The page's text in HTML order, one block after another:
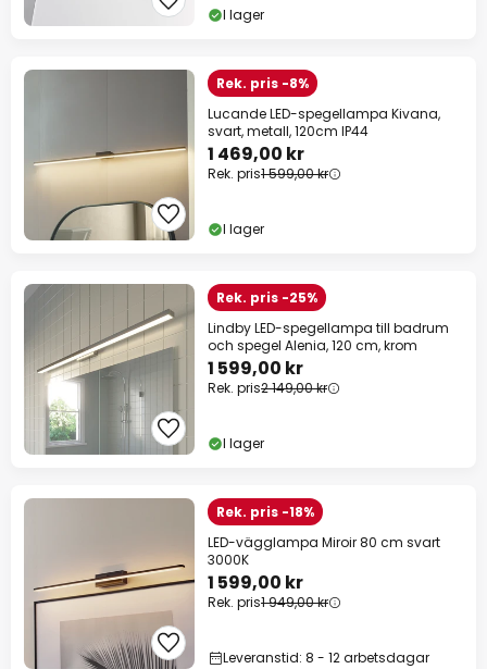
I lager
Rek. pris -8%
Lucande LED-spegellampa Kivana,
svart, metall, 120cm IP44
1 469,00 kr
Rek. pris1 599,00 kr
I lager
Rek. pris -25%
Lindby LED-spegellampa till badrum
och spegel Alenia, 120 cm, krom
1 599,00 kr
Rek. pris2 149,00 kr
I lager
Rek. pris -18%
LED-vägglampa Miroir 80 cm svart
3000K
1 599,00 kr
Rek. pris1 949,00 kr
Leveranstid: 8 - 12 arbetsdagar